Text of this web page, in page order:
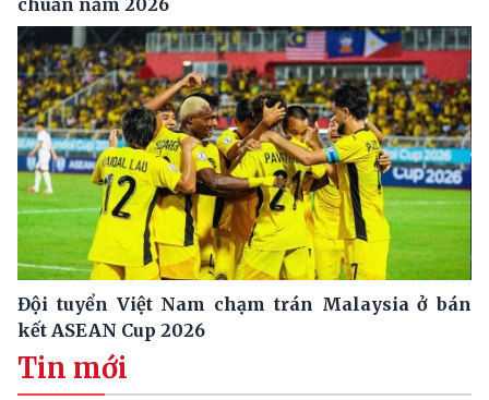
Đội tuyển Việt Nam chạm trán Malaysia ở bán
kết ASEAN Cup 2026
Tin mới